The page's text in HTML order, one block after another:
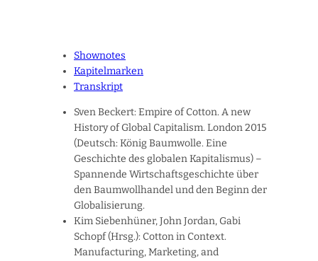
Shownotes
Kapitelmarken
Transkript
Sven Beckert: Empire of Cotton. A new
History of Global Capitalism. London 2015
(Deutsch: König Baumwolle. Eine
Geschichte des globalen Kapitalismus) –
Spannende Wirtschaftsgeschichte über
den Baumwollhandel und den Beginn der
Globalisierung.
Kim Siebenhüner, John Jordan, Gabi
Schopf (Hrsg.): Cotton in Context.
Manufacturing, Marketing, and